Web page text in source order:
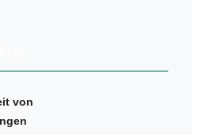
von